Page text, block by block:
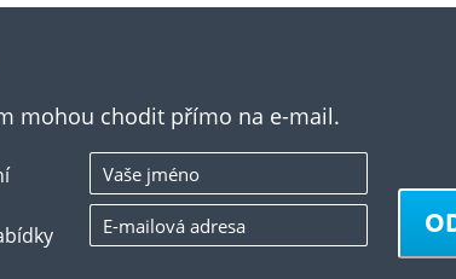
mohou chodit přímo na e-mail.